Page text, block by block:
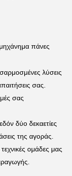
πάνες
λύσεις
σας.
σας
δύο δεκαετίες
της αγοράς.
τεχνικές ομάδες μας